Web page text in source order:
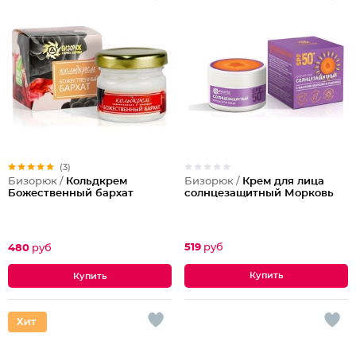
(3)
Бизорюк / Кольдкрем
Божественный бархат
480 руб
Бизорюк / Крем для лица
солнцезащитный Морковь
519 руб